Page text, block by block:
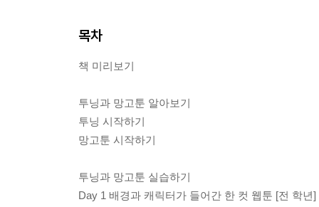
목차
책 미리보기
투닝과 망고툰 알아보기
투닝 시작하기
망고툰 시작하기
투닝과 망고툰 실습하기
Day 1 배경과 캐릭터가 들어간 한 컷 웹툰 [전 학년]